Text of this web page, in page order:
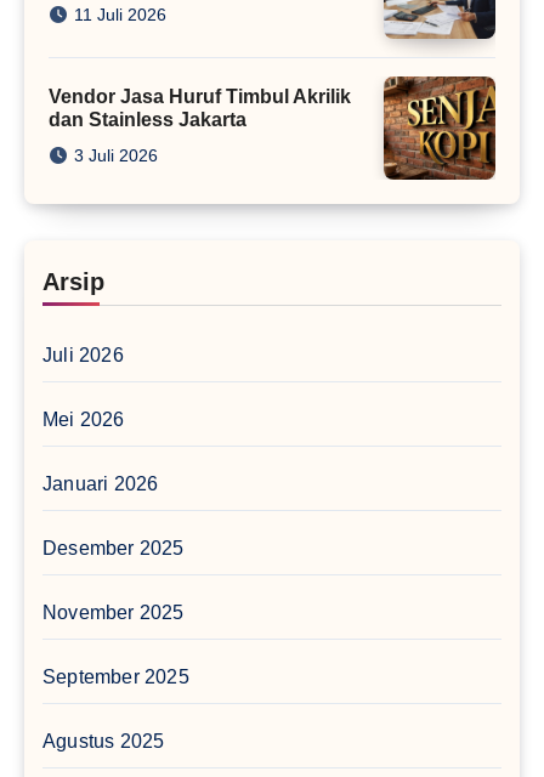
11 Juli 2026
Vendor Jasa Huruf Timbul Akrilik
dan Stainless Jakarta
3 Juli 2026
Arsip
Juli 2026
Mei 2026
Januari 2026
Desember 2025
November 2025
September 2025
Agustus 2025